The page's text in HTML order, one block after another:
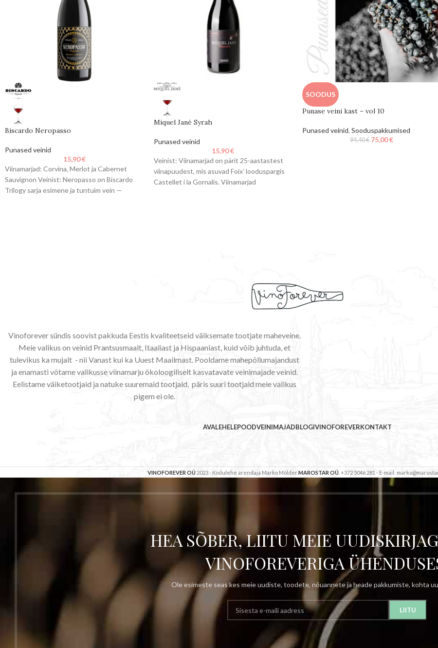
Biscardo Neropasso
Punased veinid
15,90€
Viinamarjad: Corvina, Merlot ja Cabernet
Sauvignon Veinist: Neropasso on Biscardo
Trilogy sarja esimene ja tuntuim vein —
Miquel Jané Syrah
Punased veinid
15,90€
Veinist: Viinamarjad on pärit 25-aastastest
viinapuudest, mis asuvad Foix’ looduspargis
Castellet i la Gornalis. Viinamarjad
SOODUS
Punase veini kast – vol 10
Punased veinid, Sooduspakkumised
94,40€ 75,00€
Vinoforever sündis soovist pakkuda Eestis kvaliteetseid väiksemate tootjate maheveine.
Meie valikus on veinid Prantsusmaalt, Itaaliast ja Hispaaniast, kuid võib juhtuda, et
tulevikus ka mujalt - nii Vanast kui ka Uuest Maailmast. Pooldame mahepõllumajandust
ja enamasti võtame valikusse viinamarju ökoloogiliselt kasvatavate veinimajade veinid.
Eelistame väiketootjaid ja natuke suuremaid tootjaid, päris suuri tootjaid meie valikus
pigem ei ole.
AVALEHELEPOODVEINIMAJADBLOGIVINOFOREVERKONTAKT
VINOFOREVER OÜ 2023 - Kodulehe arendaja Marko MölderMAROSTAR OÜ. +372 5046 281 - E-mail:
HEA SÕBER, LIITU MEIE
VINOFOREVERIGA
Ole esimeste seas kes meie uudiste, toodete, nõuannete ja heade pakkumiste, kohta